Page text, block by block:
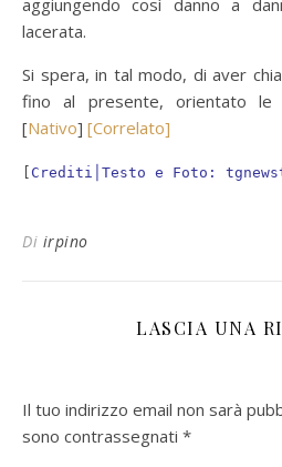
aggiungendo così danno a
lacerata.
Si spera, in tal modo, di aver
fino al presente, orientato le
[Nativo] [Correlato]
Crediti│Testo e Foto:
Di irpino
LASCIA UNA
Il tuo indirizzo email non sarà
sono contrassegnati *